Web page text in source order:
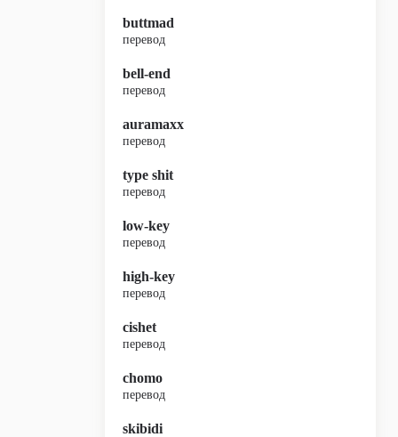
buttmad
перевод
bell-end
перевод
auramaxx
перевод
type shit
перевод
low-key
перевод
high-key
перевод
cishet
перевод
chomo
перевод
skibidi